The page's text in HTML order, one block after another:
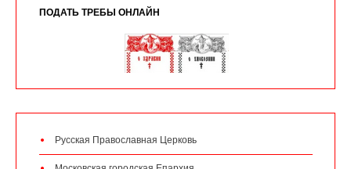
ПОДАТЬ ТРЕБЫ ОНЛАЙН
Русская Православная Церковь